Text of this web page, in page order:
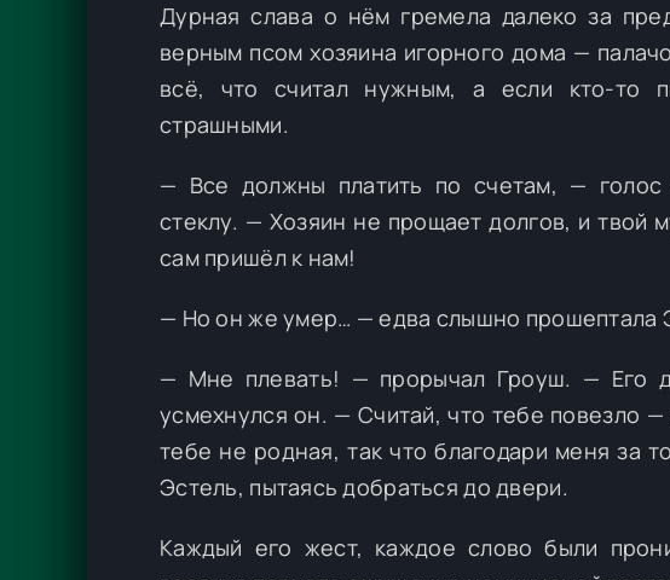
Дурная слава о нём гремела далеко за
верным псом хозяина игорного дома —
всё, что считал нужным, а если кто-то
страшными.
— Все должны платить по счетам, — голос
стеклу. — Хозяин не прощает долгов, и твой
сам пришёл к нам!
— Но он же умер… — едва слышно прошептала
— Мне плевать! — прорычал Гроуш. — Его
усмехнулся он. — Считай, что тебе повезло
тебе не родная, так что благодари меня за
Эстель, пытаясь добраться до двери.
Каждый его жест, каждое слово были